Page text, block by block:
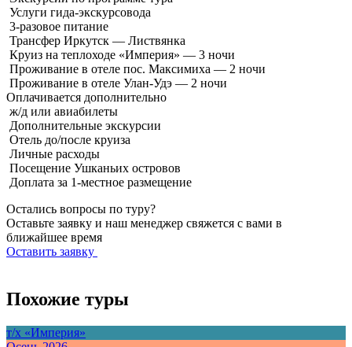
Услуги гида-экскурсовода
3-разовое питание
Трансфер Иркутск — Листвянка
Круиз на теплоходе «Империя» — 3 ночи
Проживание в отеле пос. Максимиха — 2 ночи
Проживание в отеле Улан-Удэ — 2 ночи
Оплачивается дополнительно
ж/д или авиабилеты
Дополнительные экскурсии
Отель до/после круиза
Личные расходы
Посещение Ушканьих островов
Доплата за 1-местное размещение
Остались вопросы по туру?
Оставьте заявку и наш менеджер свяжется с вами в
ближайшее время
Оставить заявку
Похожие туры
т/х «Империя»